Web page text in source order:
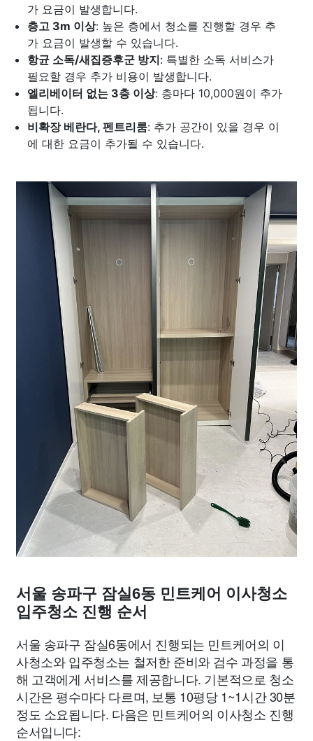
가 요금이 발생합니다.
층고 3m 이상: 높은 층에서 청소를 진행할 경우 추
가 요금이 발생할 수 있습니다.
항균 소독/새집증후군 방지: 특별한 소독 서비스가
필요할 경우 추가 비용이 발생합니다.
엘리베이터 없는 3층 이상: 층마다 10,000원이 추가
됩니다.
비확장 베란다, 펜트리룸: 추가 공간이 있을 경우 이
에 대한 요금이 추가될 수 있습니다.
서울 송파구 잠실6동 민트케어 이사청소
입주청소 진행 순서
서울 송파구 잠실6동에서 진행되는 민트케어의 이
사청소와 입주청소는 철저한 준비와 검수 과정을 통
해 고객에게 서비스를 제공합니다. 기본적으로 청소
시간은 평수마다 다르며, 보통 10평당 1~1시간 30분
정도 소요됩니다. 다음은 민트케어의 이사청소 진행
순서입니다: